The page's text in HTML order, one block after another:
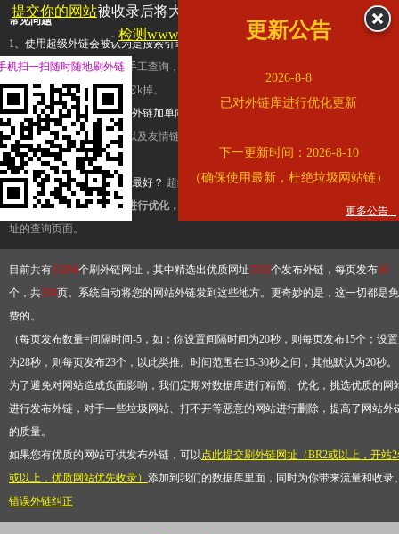
常见问题
1、使用超级外链会被认为是搜索引擎优化作弊吗？ 超级外链只是一个简便而集成
查询工具，模拟的是正常手工查询，不是作弊。如果是作弊，那您可以使用超级外
推广竞争对手的网址，让它k掉。
2、网站优化单纯依靠超级外链加单向链接可行吗？
链，需要结合普通的外链以及友情链接，您可以到站长论坛发布外链，到友情链接
台交换友情链接。
3、如何使用超级外链效果最好？ 超级外链不同于普通的外链，它是动态的链接，
有频繁使用超级外链工具进行优化，才能获得稳定的外链
，最终使搜索引擎收录带
址的查询页面。
目前共有13264个刷外链网址，其中精选出优质网址3332个发布外链，每页发布10
个，共334页。系统自动将您的网站外链发到这些地方。更奇妙的是，这一切都是免
费的。
（每页发布数量=间隔时间-5，如：你设置间隔时间为20秒，则每页发布15个；设置
为28秒，则每页发布23个，以此类推。时间范围在15-30秒之间，其他默认为20秒
为了避免对网站造成负面影响，我们定期对数据库进行精简、优化，挑选优质的网
进行发布外链，对于一些垃圾网站、打不开等恶意的网站进行删除，提高了网站外
的质量。
如果您有优质的网站可供发布外链，可以点此提交刷外链网址（BR2或以上，开站
或以上，优质网站优先收录） 添加到我们的数据库里面，同时为你带来流量和收录
错误外链纠正
提交你的网站被收录后将大幅提升流量和外链，
查看展示页面
- 检测www.cssn.cn是否收录更新公告
2026-8-8
已对外链库进行优化更新
下一更新时间：2026-8-10
（确保使用最新，杜绝垃圾网站链）
更多公告...
机扫一扫随时随地刷外链